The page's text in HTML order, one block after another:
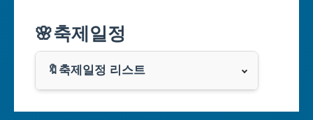
인천광역시
광주광역시
대전광역시
쿠팡
클룩
🌸축제일정
🔖축제일정 리스트